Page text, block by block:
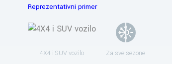
Reprezentativni primer
4X4 i SUV vozilo Za sve sezone